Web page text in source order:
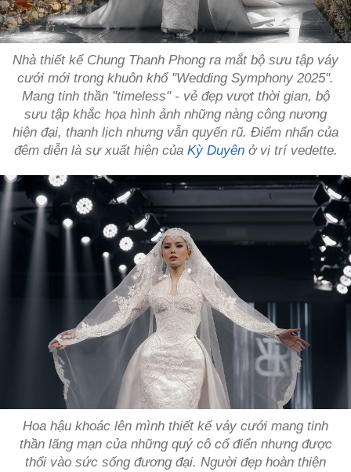
Nhà thiết kế Chung Thanh Phong ra mắt bộ sưu tập váy
cưới mới trong khuôn khổ "Wedding Symphony 2025".
Mang tinh thần "timeless" - vẻ đẹp vượt thời gian, bộ
sưu tập khắc họa hình ảnh những nàng công nương
hiện đại, thanh lịch nhưng vẫn quyến rũ. Điểm nhấn của
đêm diễn là sự xuất hiện của Kỳ Duyênở vị trí vedette.
Hoa hậu khoác lên mình thiết kế váy cưới mang tinh
thần lãng mạn của những quý cô cổ điển nhưng được
thổi vào sức sống đương đại. Người đẹp hoàn thiện